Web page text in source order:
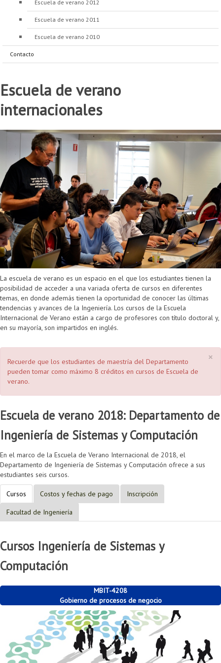
Escuela de verano 2012
Escuela de verano 2011
Escuela de verano 2010
Contacto
Escuela de verano
internacionales
La escuela de verano es un espacio en el que los estudiantes tienen la
posibilidad de acceder a una variada oferta de cursos en diferentes
temas, en donde además tienen la oportunidad de conocer las últimas
tendencias y avances de la Ingeniería. Los cursos de la Escuela
Internacional de Verano están a cargo de profesores con título doctoral y,
en su mayoría, son impartidos en inglés.
×
Recuerde que los estudiantes de maestría del Departamento
pueden tomar como máximo 8 créditos en cursos de Escuela de
verano.
Escuela de verano 2018: Departamento de
Ingeniería de Sistemas y Computación
En el marco de la Escuela de Verano Internacional de 2018, el
Departamento de Ingeniería de Sistemas y Computación ofrece a sus
estudiantes seis cursos.
Cursos Costos y fechas de pago Inscripción
Facultad de Ingeniería
Cursos Ingeniería de Sistemas y
Computación
MBIT-4208
Gobierno de procesos de negocio
Proyecto de grado
Reingreso
Reintegro
Retiro voluntario
Transferencia
Tarifas